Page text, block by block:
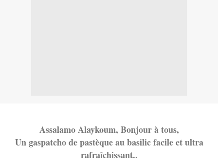
Assalamo Alaykoum, Bonjour à tous,
Un gaspatcho de pastèque au basilic facile et ultra
rafraîchissant..